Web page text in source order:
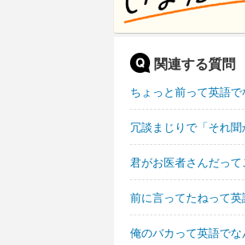
関連する質問
ちょっと前って英語で
冗談まじりで「それ
君がお医者さんだっ
前に言ってたねって
俺のバカって英語でな